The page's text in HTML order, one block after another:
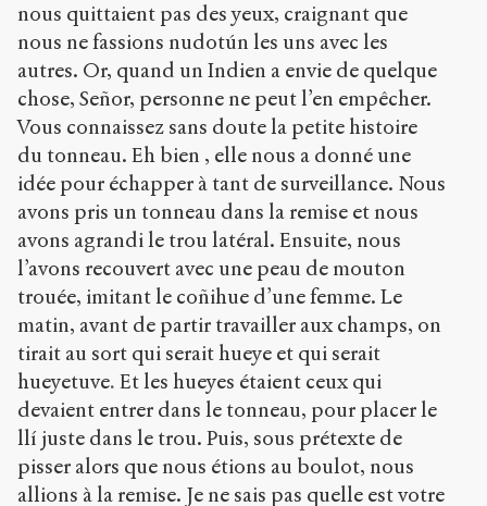
nous quittaient pas des yeux, craignant que
nous ne fassions nudotún les uns avec les
autres. Or, quand un Indien a envie de quelque
chose, Señor, personne ne peut l’en empêcher.
Vous connaissez sans doute la petite histoire
du tonneau. Eh bien , elle nous a donné une
idée pour échapper à tant de surveillance. Nous
avons pris un tonneau dans la remise et nous
avons agrandi le trou latéral. Ensuite, nous
l’avons recouvert avec une peau de mouton
trouée, imitant le coñihue d’une femme. Le
matin, avant de partir travailler aux champs, on
tirait au sort qui serait hueye et qui serait
hueyetuve. Et les hueyes étaient ceux qui
devaient entrer dans le tonneau, pour placer le
llí juste dans le trou. Puis, sous prétexte de
pisser alors que nous étions au boulot, nous
allions à la remise. Je ne sais pas quelle est votre